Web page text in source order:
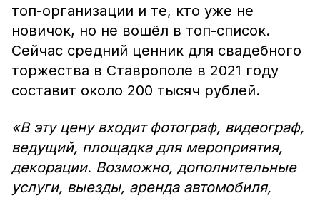
топ-организации и те, кто уже не
новичок, но не вошёл в топ-список.
Сейчас средний ценник для свадебного
торжества в Ставрополе в 2021 году
составит около 200 тысяч рублей.
«В эту цену входит фотограф, видеограф,
ведущий, площадка для мероприятия,
декорации. Возможно, дополнительные
услуги, выезды, аренда автомобиля,